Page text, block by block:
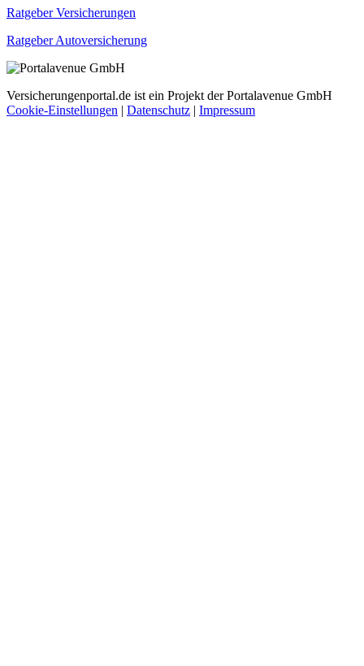
Ratgeber Versicherungen
Ratgeber Autoversicherung
Versicherungenportal.de ist ein Projekt der Portalavenue GmbH
Cookie-Einstellungen | Datenschutz | Impressum